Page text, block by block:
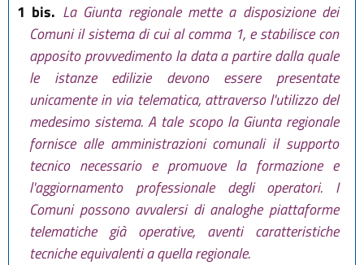
1 bis. La Giunta regionale mette a disposizione dei
Comuni il sistema di cui al comma 1, e stabilisce con
apposito provvedimento la data a partire dalla quale
le istanze edilizie devono essere presentate
unicamente in via telematica, attraverso l'utilizzo del
medesimo sistema. A tale scopo la Giunta regionale
fornisce alle amministrazioni comunali il supporto
tecnico necessario e promuove la formazione e
l'aggiornamento professionale degli operatori. I
Comuni possono avvalersi di analoghe piattaforme
telematiche già operative, aventi caratteristiche
tecniche equivalenti a quella regionale.